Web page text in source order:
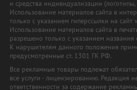
и средства индивидуализации
Использование материалов сайта в
только с указанием гиперссылки на сайт
Использование материалов сайта в
разрешено только с указанием названия
К нарушителям данного положения
предусмотренные ст. 1301 ГК РФ.
Все рекламные товары подлежат
все услуги - лицензированию. Редакция
ответственности за содержание